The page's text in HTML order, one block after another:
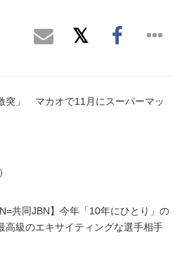
突」 マカオで11月にスーパーマッ
共同JBN】今年「10年にひとり」の
高級のエキサイティングな選手相手